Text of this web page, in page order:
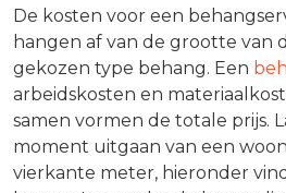
De kosten voor een
hangen af van de grootte van
gekozen type behang. Een
arbeidskosten en
samen vormen de totale prijs.
moment uitgaan van een
vierkante meter, hieronder